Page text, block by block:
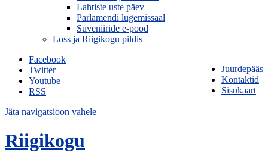
Lahtiste uste päev
Parlamendi lugemissaal
Suveniiride e-pood
Loss ja Riigikogu pildis
Juurdepääs
Kontaktid
Sisukaart
Facebook
Twitter
Youtube
RSS
Jäta navigatsioon vahele
Riigikogu